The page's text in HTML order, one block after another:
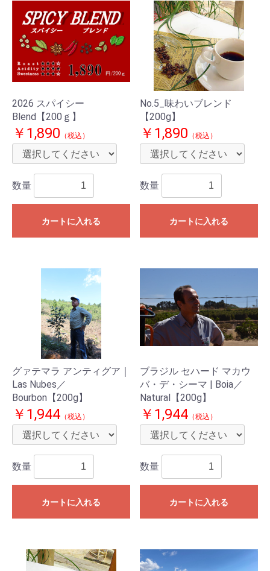
2026 スパイシー
Blend【200ｇ】
￥1,890 （税込）
数量
カートに入れる
No.5_味わいブレンド
【200g】
￥1,890 （税込）
数量
カートに入れる
グァテマラ アンティグア｜
Las Nubes／
Bourbon【200g】
￥1,944 （税込）
数量
カートに入れる
ブラジル セハード マカウ
バ・デ・シーマ | Boia／
Natural【200g】
￥1,944 （税込）
数量
カートに入れる